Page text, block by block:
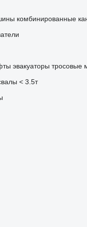
комбинированные
эвакуаторы тросовые
< 3.5т